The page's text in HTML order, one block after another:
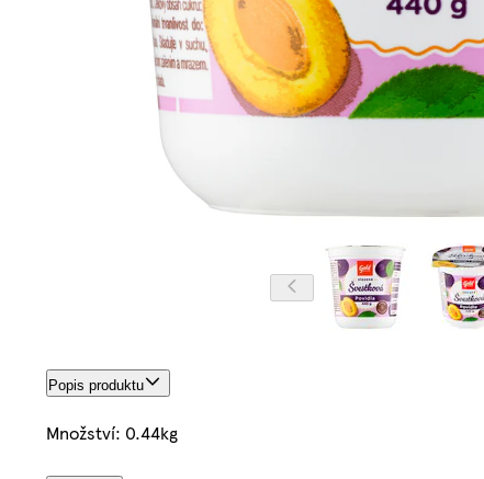
Popis produktu
Množství: 0.44kg